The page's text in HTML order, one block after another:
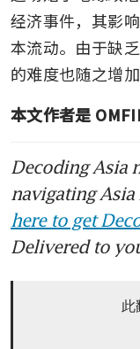
经济事件，其影
本流动。由于缺
的难度也随之增
本文作者是
Decoding Asia
navigating
here to get
Delivered to
此